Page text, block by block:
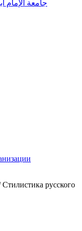
جامعة الإمام
Стилистика русского